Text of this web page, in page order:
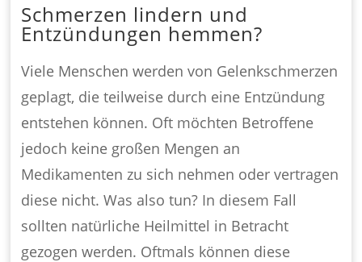
Schmerzen lindern und
Entzündungen hemmen?
Viele Menschen werden von Gelenkschmerzen
geplagt, die teilweise durch eine Entzündung
entstehen können. Oft möchten Betroffene
jedoch keine großen Mengen an
Medikamenten zu sich nehmen oder vertragen
diese nicht. Was also tun? In diesem Fall
sollten natürliche Heilmittel in Betracht
gezogen werden. Oftmals können diese